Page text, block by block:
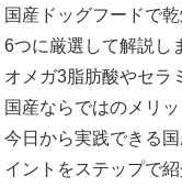
国産ドッグフードで
6つに厳選して解説し
オメガ3脂肪酸やセラ
国産ならではのメリッ
今日から実践できる
イントをステップで紹